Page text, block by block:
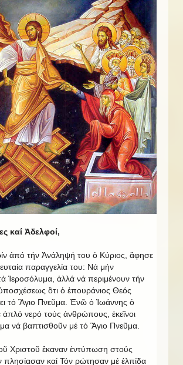
καί Ἀδελφοί,
ἀπό τήν Ἀνάληψή του ὁ Κύριος, ἂφησε
παραγγελία του: Νά μήν
Ἱεροσόλυμα, ἀλλά νά περιμένουν τήν
ὃτι ὁ ἐπουράνιος Θεός
τό Ἃγιο Πνεῦμα. Ἐνῶ ὁ Ἰωάννης ὁ
νερό τούς ἀνθρώπους, ἐκεῖνοι
νά βαπτισθοῦν μέ τό Ἃγιο Πνεῦμα.
Χριστοῦ ἒκαναν ἐντύπωση στούς
πλησίασαν καί Τόν ρώτησαν μέ ἐλπίδα